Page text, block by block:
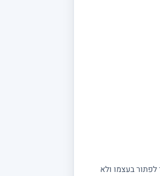
לפתור בעצמו ולא